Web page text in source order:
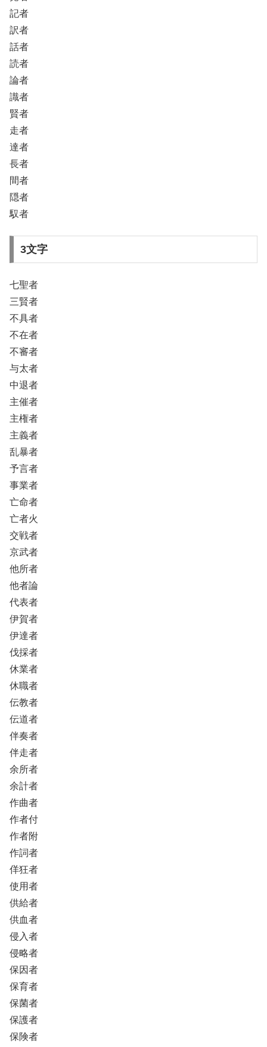
記者
訳者
話者
読者
論者
識者
賢者
走者
達者
長者
間者
隠者
馭者
3文字
七聖者
三賢者
不具者
不在者
不審者
与太者
中退者
主催者
主権者
主義者
乱暴者
予言者
事業者
亡命者
亡者火
交戦者
京武者
他所者
他者論
代表者
伊賀者
伊達者
伐採者
休業者
休職者
伝教者
伝道者
伴奏者
伴走者
余所者
余計者
作曲者
作者付
作者附
作詞者
佯狂者
使用者
供給者
供血者
侵入者
侵略者
保因者
保育者
保菌者
保護者
保険者